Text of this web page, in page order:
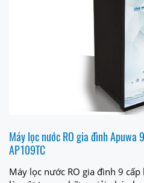
Máy lọc nước RO gia đình Apuwa
AP109TC
Máy lọc nước RO gia đình 9 cấp